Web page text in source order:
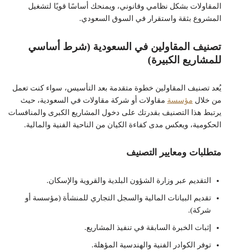
المقاولات بشكل نظامي وقانوني، ويمنحك أساسًا قويًا لتشغيل
المشروع بثقة واستقرار في السوق السعودي.
تصنيف المقاولين في السعودية (شرط أساسي
للمشاريع الكبيرة)
يُعد تصنيف المقاولين خطوة متقدمة بعد التأسيس، سواء كنت تعمل
من خلال مؤسسة مقاولات أو شركة مقاولات في السعودية، حيث
يرتبط هذا التصنيف بقدرتك على دخول المشاريع الكبرى والمنافسات
الحكومية، ويعكس مدى كفاءة الكيان من الناحية الفنية والمالية.
متطلبات ومعايير التصنيف
التقديم عبر وزارة الشؤون البلدية والقروية والإسكان.
تقديم البيانات المالية والسجل التجاري للمنشأة (مؤسسة أو
شركة).
إثبات الخبرة السابقة في تنفيذ المشاريع.
توفر الكوادر الفنية والهندسية المؤهلة.